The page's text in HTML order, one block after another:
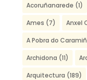
Acoruñanarede (1)
Ames (7) Anxel
A Pobra do
Archidona (11)
Arquitectura (189)